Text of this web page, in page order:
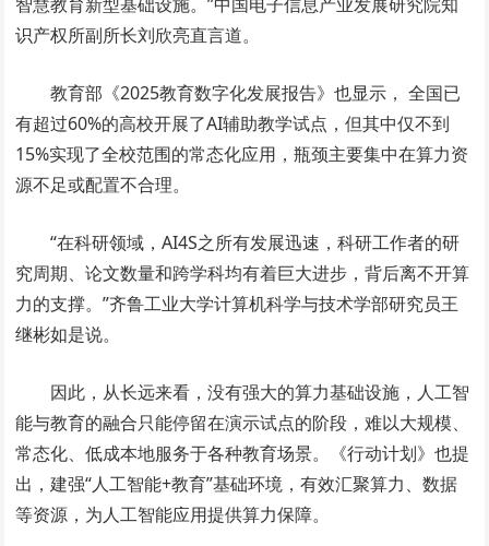
识产权所副所长刘欣亮直言道。
教育部《2025教育数字化发展报告》也显示， 全国已
有超过60%的高校开展了AI辅助教学试点，但其中仅不到
15%实现了全校范围的常态化应用，瓶颈主要集中在算力资
源不足或配置不合理。
“在科研领域，AI4S之所有发展迅速，科研工作者的研
究周期、论文数量和跨学科均有着巨大进步，背后离不开算
力的支撑。”齐鲁工业大学计算机科学与技术学部研究员王
继彬如是说。
因此，从长远来看，没有强大的算力基础设施，人工智
能与教育的融合只能停留在演示试点的阶段，难以大规模、
常态化、低成本地服务于各种教育场景。《行动计划》也提
出，建强“人工智能+教育”基础环境，有效汇聚算力、数据
等资源，为人工智能应用提供算力保障。